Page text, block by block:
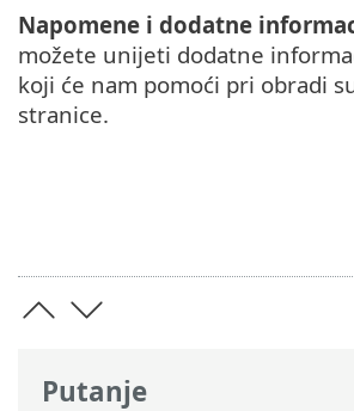
Putanje
Napomene i dodatne
možete unijeti dodatne
koji će nam pomoći pri obradi
stranice.